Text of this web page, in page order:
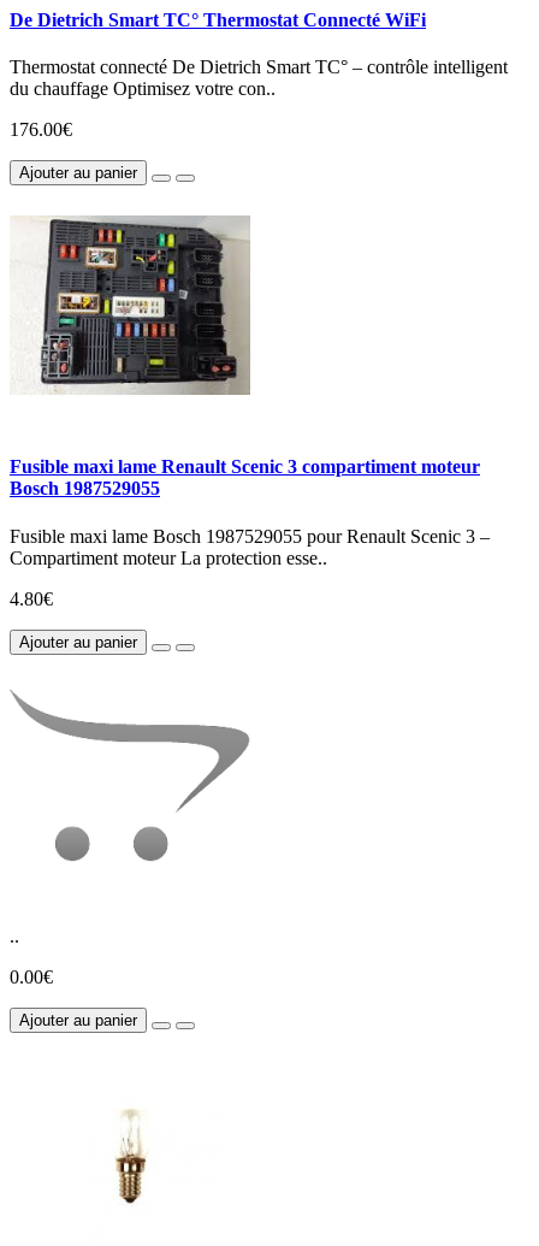
De Dietrich Smart TC° Thermostat Connecté WiFi
Thermostat connecté De Dietrich Smart TC° – contrôle intelligent
du chauffage Optimisez votre con..
176.00€
Ajouter au panier
Fusible maxi lame Renault Scenic 3 compartiment moteur
Bosch 1987529055
Fusible maxi lame Bosch 1987529055 pour Renault Scenic 3 –
Compartiment moteur La protection esse..
4.80€
Ajouter au panier
..
0.00€
Ajouter au panier